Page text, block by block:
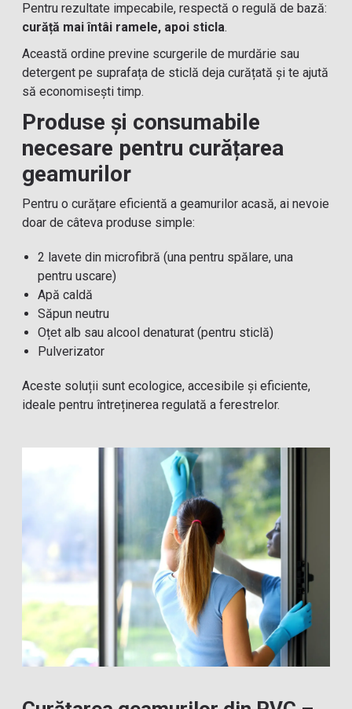
Pentru rezultate impecabile, respectă o regulă de bază:
curăță mai întâi ramele, apoi sticla.
Această ordine previne scurgerile de murdărie sau
detergent pe suprafața de sticlă deja curățată și te ajută
să economisești timp.
Produse și consumabile
necesare pentru curățarea
geamurilor
Pentru o curățare eficientă a geamurilor acasă, ai nevoie
doar de câteva produse simple:
2 lavete din microfibră (una pentru spălare, una
pentru uscare)
Apă caldă
Săpun neutru
Oțet alb sau alcool denaturat (pentru sticlă)
Pulverizator
Aceste soluții sunt ecologice, accesibile și eficiente,
ideale pentru întreținerea regulată a ferestrelor.